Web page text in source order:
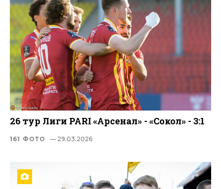
26 тур Лиги PARI «Арсенал» - «Сокол» - 3:1
161 ФОТО — 29.03.2026